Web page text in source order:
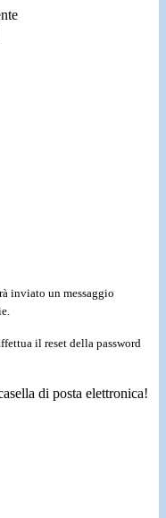
inviato un messaggio
il reset della password
di posta elettronica!